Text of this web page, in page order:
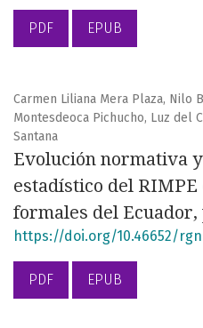
PDF EPUB
Carmen Liliana Mera Plaza, Nilo
Montesdeoca Pichucho, Luz del
Santana
Evolución normativa
estadístico del
formales del Ecuador,
https://doi.org/10.46652/
PDF EPUB